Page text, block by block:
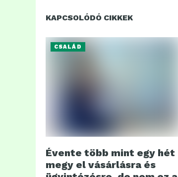
KAPCSOLÓDÓ CIKKEK
CSALÁD
Évente több mint egy hét
megy el vásárlásra és